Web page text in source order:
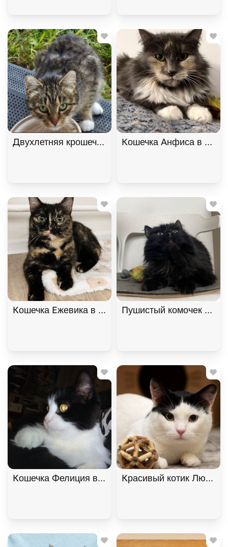
Двухлетняя крошечная кошечка Манечка в
Кошечка Анфиса в
Кошечка Ежевика в добрые руки, Черепаховый,
Пушистый комочек
Кошечка Фелиция в добрые руки. В дар!,